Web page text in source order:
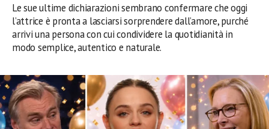
Le sue ultime dichiarazioni sembrano confermare che oggi
l’attrice è pronta a lasciarsi sorprendere dall’amore, purché
arrivi una persona con cui condividere la quotidianità in
modo semplice, autentico e naturale.